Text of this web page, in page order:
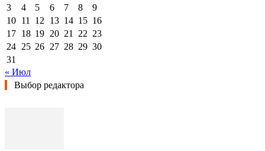
3
4 5 6 7 8
9
10 11 12 13 14 15 16
17 18 19 20 21 22 23
24 25 26 27 28 29 30
31
« Июл
Выбор редактора